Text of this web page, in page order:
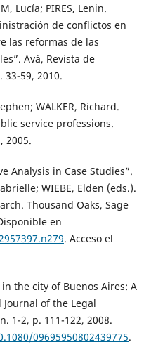
Lucía; PIRES, Lenin.
de conflictos en
las reformas de las
Avá, Revista de
59, 2010.
WALKER, Richard.
service professions.
2005.
Analysis in Case Studies”.
WIEBE, Elden (eds.).
Thousand Oaks, Sage
en
. Acceso el
the city of Buenos Aires: A
of the Legal
1-2, p. 111-122, 2008.
09695950802439775.